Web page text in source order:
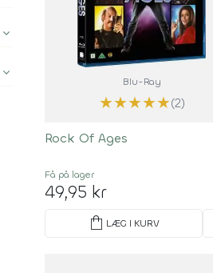
Blu-Ray
★★★★★(2)
Rock Of Ages
Få på lager
49,95 kr
shopping_bag LÆG I KURV